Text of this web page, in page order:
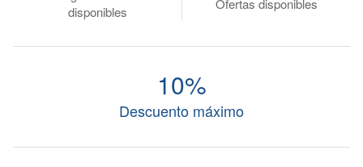
disponibles
Descuento máximo
10%